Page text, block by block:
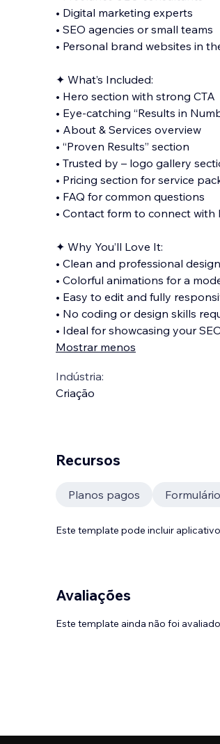
• Digital marketing experts
• SEO agencies or small teams
• Personal brand websites in
✦ What’s Included:
• Hero section with strong CTA
• Eye-catching “Results in
• About & Services overview
• “Proven Results” section
• Trusted by – logo gallery
• Pricing section for service
• FAQ for common questions
• Contact form to connect with
✦ Why You’ll Love It:
• Clean and professional design
• Colorful animations for a
• Easy to edit and fully
• No coding or design skills
• Ideal for showcasing your
Mostrar menos
Indústria:
Criação
Recursos
Planos pagos Formulário
Este template pode incluir
Avaliações
Este template ainda não foi